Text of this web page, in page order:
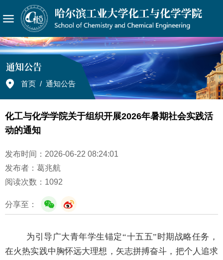
通知公告
首页 / 通知公告
化工与化学学院关于组织开展2026年暑期社会实践活
动的通知
发布时间：2026-06-22 08:24:01
发布者：葛兆航
阅读次数： 1092
分享至：
为引导广大青年学生锚定“十五五”时期战略任务，
在火热实践中胸怀远大理想，矢志拼搏奋斗，把个人追求